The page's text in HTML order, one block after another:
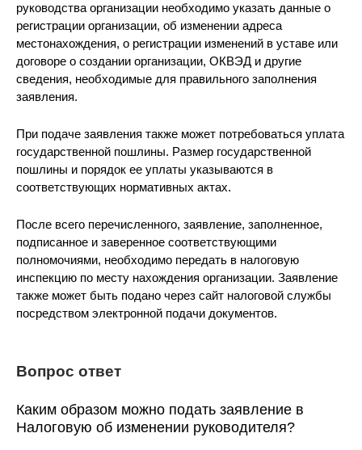
руководства организации необходимо указать данные о
регистрации организации, об изменении адреса
местонахождения, о регистрации изменений в уставе или
договоре о создании организации, ОКВЭД и другие
сведения, необходимые для правильного заполнения
заявления.
При подаче заявления также может потребоваться уплата
государственной пошлины. Размер государственной
пошлины и порядок ее уплаты указываются в
соответствующих нормативных актах.
После всего перечисленного, заявление, заполненное,
подписанное и заверенное соответствующими
полномочиями, необходимо передать в налоговую
инспекцию по месту нахождения организации. Заявление
также может быть подано через сайт налоговой службы
посредством электронной подачи документов.
Вопрос ответ
Каким образом можно подать заявление в
Налоговую об изменении руководителя?